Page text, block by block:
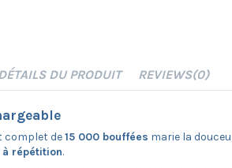
DU PRODUIT REVIEWS(0)
complet de15 000 bouffées marie la
répétition.